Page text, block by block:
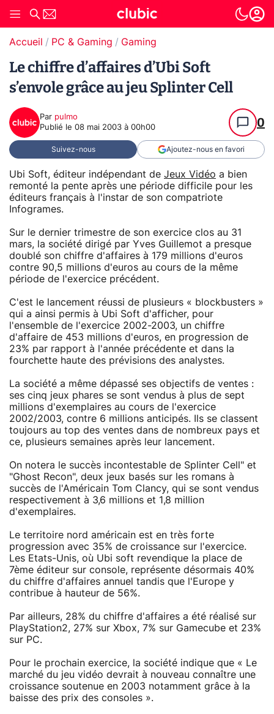
Accueil PC & Gaming Gaming
Le chiffre d’affaires d’Ubi Soft
s’envole grâce au jeu Splinter Cell
Par pulmo
Publié le 08 mai 2003 à 00h00 0
Suivez-nous Ajoutez-nous en favori
Ubi Soft, éditeur indépendant de Jeux Vidéo a bien
remonté la pente après une période difficile pour les
éditeurs français à l'instar de son compatriote
Infogrames.
Sur le dernier trimestre de son exercice clos au 31
mars, la société dirigé par Yves Guillemot a presque
doublé son chiffre d'affaires à 179 millions d'euros
contre 90,5 millions d'euros au cours de la même
période de l'exercice précédent.
C'est le lancement réussi de plusieurs « blockbusters »
qui a ainsi permis à Ubi Soft d'afficher, pour
l'ensemble de l'exercice 2002-2003, un chiffre
d'affaire de 453 millions d'euros, en progression de
23% par rapport à l'année précédente et dans la
fourchette haute des prévisions des analystes.
La société a même dépassé ses objectifs de ventes :
ses cinq jeux phares se sont vendus à plus de sept
millions d'exemplaires au cours de l'exercice
2002/2003, contre 6 millions anticipés. Ils se classent
toujours au top des ventes dans de nombreux pays et
ce, plusieurs semaines après leur lancement.
On notera le succès incontestable de Splinter Cell" et
"Ghost Recon", deux jeux basés sur les romans à
succès de l'Américain Tom Clancy, qui se sont vendus
respectivement à 3,6 millions et 1,8 million
d'exemplaires.
Le territoire nord américain est en très forte
progression avec 35% de croissance sur l'exercice.
Les Etats-Unis, où Ubi soft revendique la place de
7ème éditeur sur console, représente désormais 40%
du chiffre d'affaires annuel tandis que l'Europe y
contribue à hauteur de 56%.
Par ailleurs, 28% du chiffre d'affaires a été réalisé sur
PlayStation2, 27% sur Xbox, 7% sur Gamecube et 23%
sur PC.
Pour le prochain exercice, la société indique que « Le
marché du jeu vidéo devrait à nouveau connaître une
croissance soutenue en 2003 notamment grâce à la
baisse des prix des consoles ».